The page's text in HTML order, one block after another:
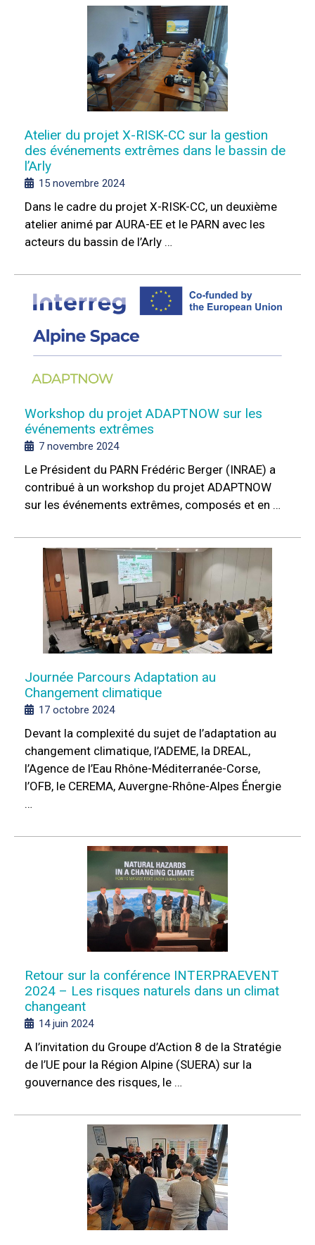
Atelier du projet X-RISK-CC sur la gestion
des événements extrêmes dans le bassin de
l’Arly
15 novembre 2024
Dans le cadre du projet X-RISK-CC, un deuxième
atelier animé par AURA-EE et le PARN avec les
acteurs du bassin de l’Arly …
Workshop du projet ADAPTNOW sur les
événements extrêmes
7 novembre 2024
Le Président du PARN Frédéric Berger (INRAE) a
contribué à un workshop du projet ADAPTNOW
sur les événements extrêmes, composés et en …
Journée Parcours Adaptation au
Changement climatique
17 octobre 2024
Devant la complexité du sujet de l’adaptation au
changement climatique, l’ADEME, la DREAL,
l’Agence de l’Eau Rhône-Méditerranée-Corse,
l’OFB, le CEREMA, Auvergne-Rhône-Alpes Énergie
…
Retour sur la conférence INTERPRAEVENT
2024 – Les risques naturels dans un climat
changeant
14 juin 2024
A l’invitation du Groupe d’Action 8 de la Stratégie
de l’UE pour la Région Alpine (SUERA) sur la
gouvernance des risques, le …